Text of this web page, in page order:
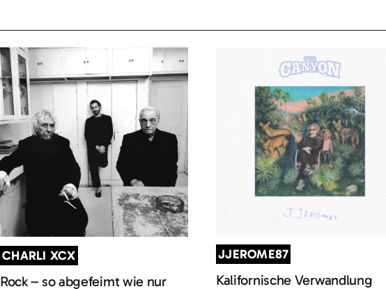
CHARLI XCX
Rock – so abgefeimt wie nur
JJEROME87
Kalifornische Verwandlung